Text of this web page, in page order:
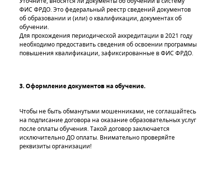
ФИС ФРДО. Это федеральный реестр сведений документов
об образовании и (или) о квалификации, документах об
обучении.
Для прохождения периодической аккредитации в 2021 году
необходимо предоставить сведения об освоении программы
повышения квалификации, зафиксированные в ФИС ФРДО.
3. Оформление документов на обучение.
Чтобы не быть обманутыми мошенниками, не соглашайтесь
на подписание договора на оказание образовательных услуг
после оплаты обучения. Такой договор заключается
исключительно ДО оплаты. Внимательно проверяйте
реквизиты организации!